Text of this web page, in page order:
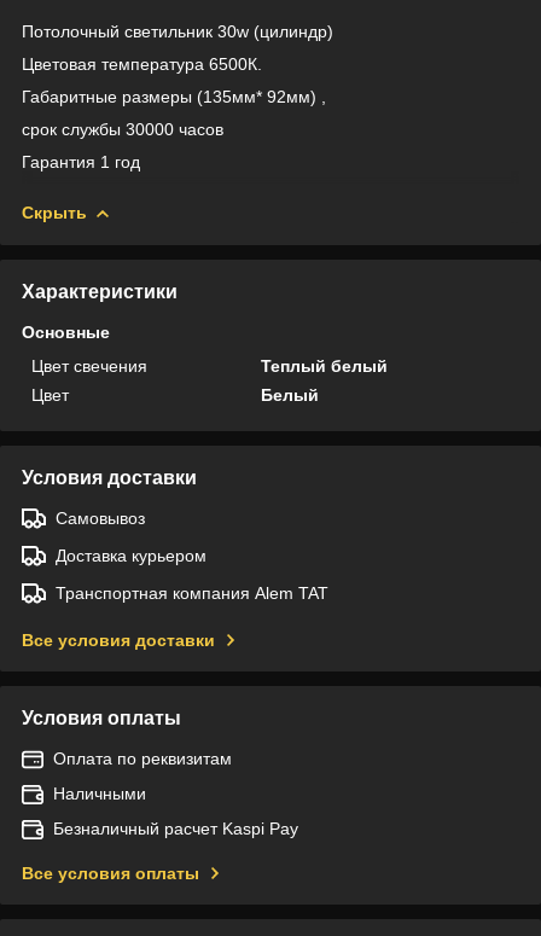
Потолочный светильник 30w (цилиндр)
Цветовая температура 6500К.
Габаритные размеры (135мм* 92мм) ,
срок службы 30000 часов
Гарантия 1 год
Скрыть
Характеристики
Основные
Цвет свечения
Теплый белый
Цвет
Белый
Условия доставки
Самовывоз
Доставка курьером
Транспортная компания Alem TAT
Все условия доставки
Условия оплаты
Оплата по реквизитам
Наличными
Безналичный расчет Kaspi Pay
Все условия оплаты